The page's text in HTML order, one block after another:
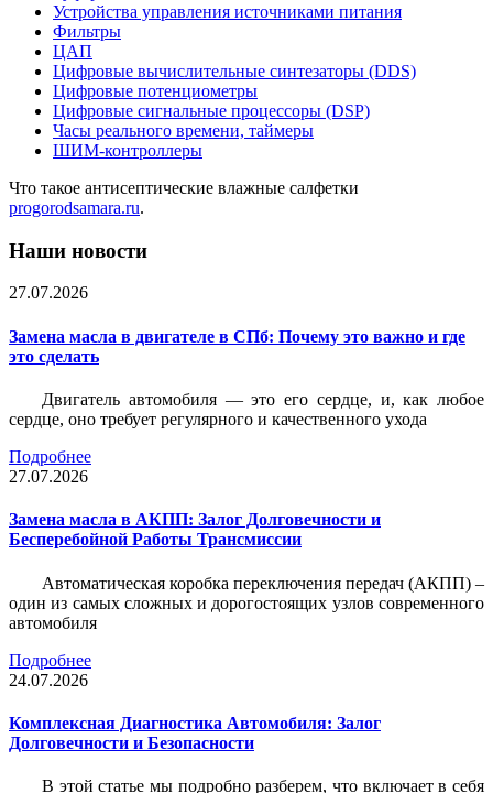
Устройства управления источниками питания
Фильтры
ЦАП
Цифровые вычислительные синтезаторы (DDS)
Цифровые потенциометры
Цифровые сигнальные процессоры (DSP)
Часы реального времени, таймеры
ШИМ-контроллеры
Что такое антисептические влажные салфетки
progorodsamara.ru.
Наши новости
27.07.2026
Замена масла в двигателе в СПб: Почему это важно и где
это сделать
Двигатель автомобиля — это его сердце, и, как любое
сердце, оно требует регулярного и качественного ухода
Подробнее
27.07.2026
Замена масла в АКПП: Залог Долговечности и
Бесперебойной Работы Трансмиссии
Автоматическая коробка переключения передач (АКПП) –
один из самых сложных и дорогостоящих узлов современного
автомобиля
Подробнее
24.07.2026
Комплексная Диагностика Автомобиля: Залог
Долговечности и Безопасности
В этой статье мы подробно разберем, что включает в себя